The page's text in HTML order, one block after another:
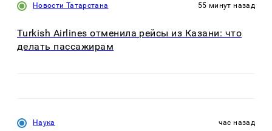
Новости Татарстана 55 минут назад
Turkish Airlines отменила рейсы из Казани: что
делать пассажирам
Наука час назад